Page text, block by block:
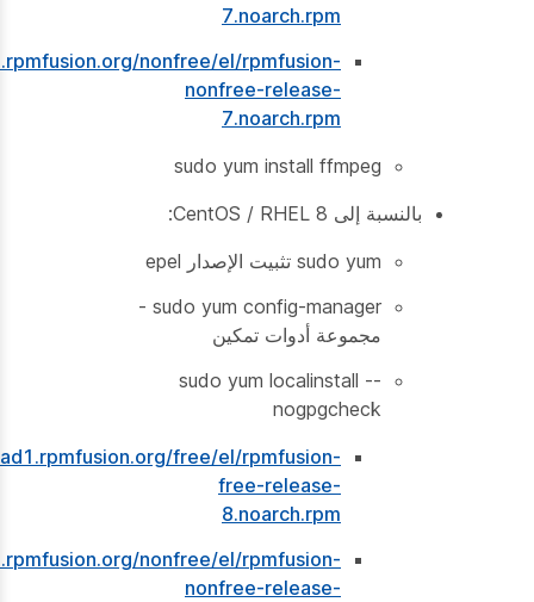
7.noarch.rpm
nonfree/el/rpmfusion-
nonfree-release-
7.noarch.rpm
sudo yum install ffmpeg
بالنسبة إلى CentOS / RHEL 8:
sudo yum تثبيت الإصدار epel
sudo yum config-manager -
مجموعة أدوات تمكين
sudo yum localinstall --
nogpgcheck
free/el/rpmfusion-
free-release-
8.noarch.rpm
nonfree/el/rpmfusion-
nonfree-release-